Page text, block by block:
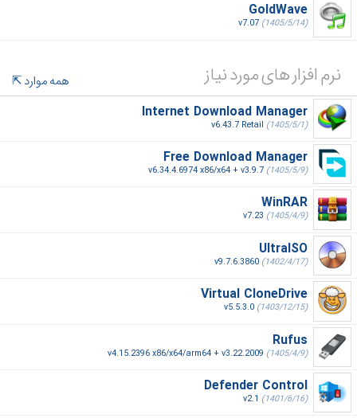
GoldWave
v7.07 (1405/5/14)
نرم افزار های مورد نیاز
همه موارد
Internet Download Manager
v6.43.7 Retail (1405/5/1)
Free Download Manager
v6.34.4.6974 x86/x64 + v3.9.7 (1405/5/9)
WinRAR
v7.23 (1405/4/9)
UltraISO
v9.7.6.3860 (1402/4/17)
Virtual CloneDrive
v5.5.3.0 (1403/12/15)
Rufus
v4.15.2396 x86/x64/arm64 + v3.22.2009 (1405/4/9)
Defender Control
v2.1 (1401/6/16)